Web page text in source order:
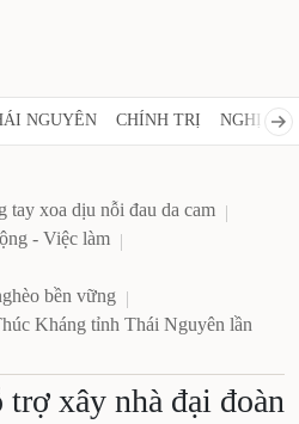
NGUYÊN CHÍNH TRỊ NGHỊ
da cam
nghèo bền vững
Thúc Kháng tỉnh Thái